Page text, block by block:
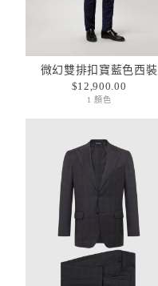
微幻雙排扣寶藍色西裝
$12,900.00
1 顏色